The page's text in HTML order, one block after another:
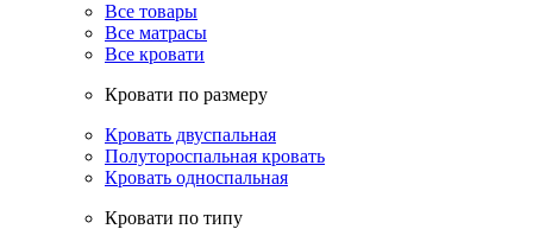
Все товары
Все матрасы
Все кровати
Кровати по размеру
Кровать двуспальная
Полутороспальная кровать
Кровать односпальная
Кровати по типу